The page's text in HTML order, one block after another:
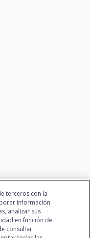
terceros con la
información
analizar sus
en función de
consultar